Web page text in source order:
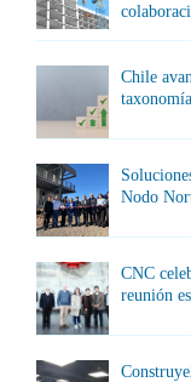
Chile
Nodo
CNC
reunión